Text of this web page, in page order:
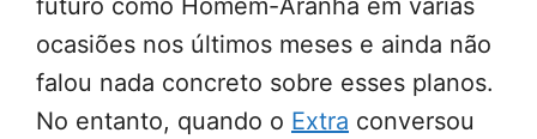
futuro como Homem-Aranha em várias
ocasiões nos últimos meses e ainda não
falou nada concreto sobre esses planos.
No entanto, quando o Extra conversou